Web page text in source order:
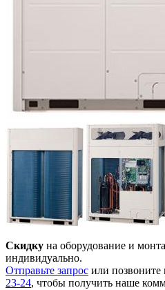
Скидку на оборудование и
индивидуально.
Отправьте запрос или позвоните
23-24, чтобы получить наше